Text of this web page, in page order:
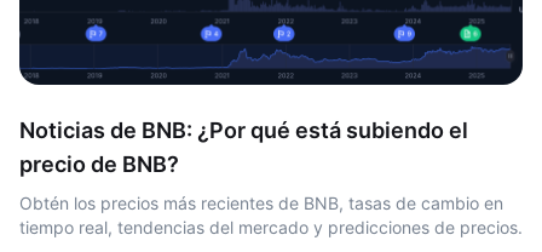
Noticias de BNB: ¿Por qué está subiendo el
precio de BNB?
Obtén los precios más recientes de BNB, tasas de cambio en
tiempo real, tendencias del mercado y predicciones de precios.